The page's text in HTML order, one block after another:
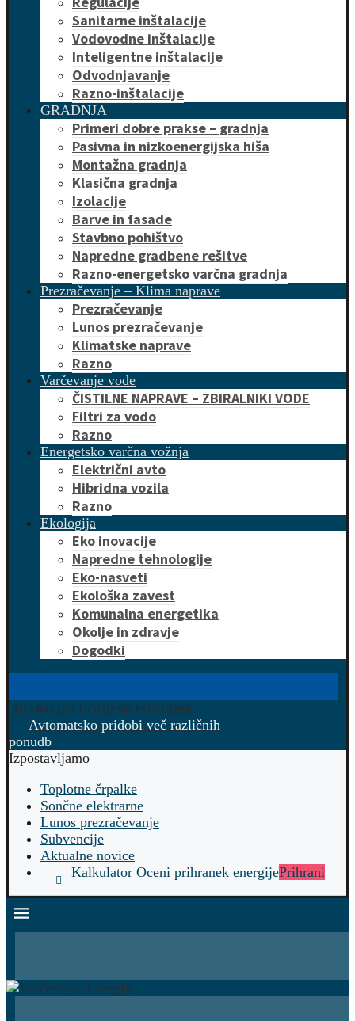
Sanitarne inštalacije
Vodovodne inštalacije
Inteligentne inštalacije
Odvodnjavanje
Razno-inštalacije
GRADNJA
Primeri dobre prakse – gradnja
Pasivna in nizkoenergijska hiša
Montažna gradnja
Klasična gradnja
Izolacije
Barve in fasade
Stavbno pohištvo
Napredne gradbene rešitve
Razno-energetsko varčna gradnja
Prezračevanje – Klima naprave
Prezračevanje
Lunos prezračevanje
Klimatske naprave
Razno
Varčevanje vode
ČISTILNE NAPRAVE – ZBIRALNIKI VODE
Filtri za vodo
Razno
Energetsko varčna vožnja
Električni avto
Hibridna vozila
Razno
Ekologija
Eko inovacije
Napredne tehnologije
Eko-nasveti
Ekološka zavest
Komunalna energetika
Okolje in zdravje
Dogodki
HITRO DO UGODNE PONUDBE
Avtomatsko pridobi več različnih
ponudb
Izpostavljamo
Toplotne črpalke
Sončne elektrarne
Lunos prezračevanje
Subvencije
Aktualne novice
Kalkulator Oceni prihranek energijePrihrani